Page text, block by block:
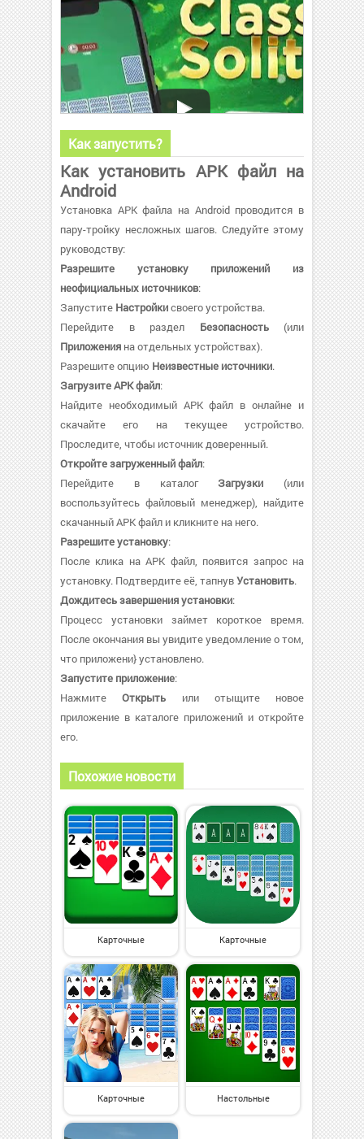
Как запустить?
Как установить APK файл на
Android
Установка APK файла на Android проводится в
пару-тройку несложных шагов. Следуйте этому
руководству:
Разрешите установку приложений из
неофициальных источников:
Запустите Настройкисвоего устройства.
Перейдите в раздел Безопасность(или
Приложения на отдельных устройствах).
Разрешите опцию Неизвестные источники.
Загрузите APK файл:
Найдите необходимый APK файл в онлайне и
скачайте его на текущее устройство.
Проследите, чтобы источник доверенный.
Откройте загруженный файл:
Перейдите в каталогЗагрузки (или
воспользуйтесь файловый менеджер), найдите
скачанный APK файл и кликните на него.
Разрешите установку:
После клика на APK файл, появится запрос на
установку. Подтвердите её, тапнувУстановить.
Дождитесь завершения установки:
Процесс установки займет короткое время.
После окончания вы увидите уведомление о том,
что приложени} установлено.
Запустите приложение:
НажмитеОткрыть или отыщите новое
приложение в каталоге приложений и откройте
его.
Похожие новости
Карточные Карточные
Карточные Настольные